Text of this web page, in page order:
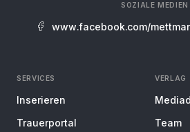
SOZIALE MEDIEN
www.facebook.com/
SERVICES
Inserieren
Trauerportal
VERLAG
Team